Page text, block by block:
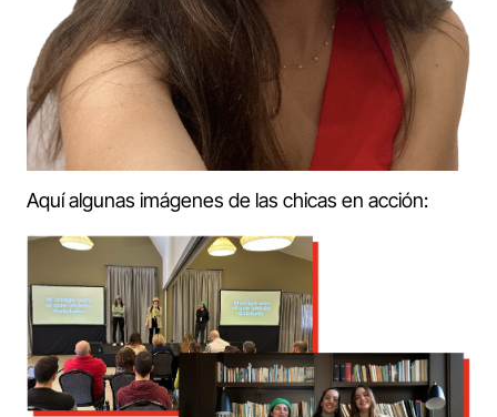
Aquí algunas imágenes de las chicas en acción: